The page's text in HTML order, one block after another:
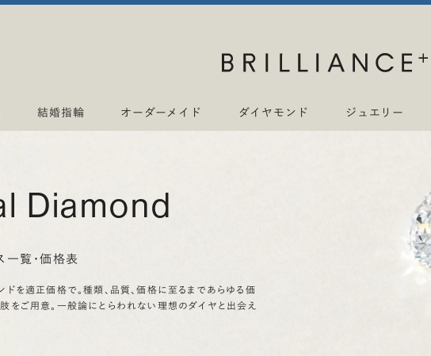
結婚指輪 オーダーメイド ダイヤモンド ジュエリー
Diamond
一覧・価格表
を適正価格で。種類、品質、価格に至るまであらゆる価
をご用意。一般論にとらわれない理想のダイヤと出会え